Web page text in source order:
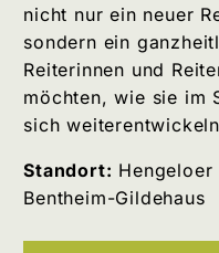
nicht nur ein neuer
sondern ein
Reiterinnen und
möchten, wie sie im
sich
Standort:
Bentheim-Gildehaus